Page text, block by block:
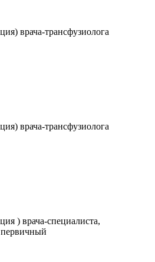
врача-трансфузиолога
врача-трансфузиолога
) врача-специалиста,